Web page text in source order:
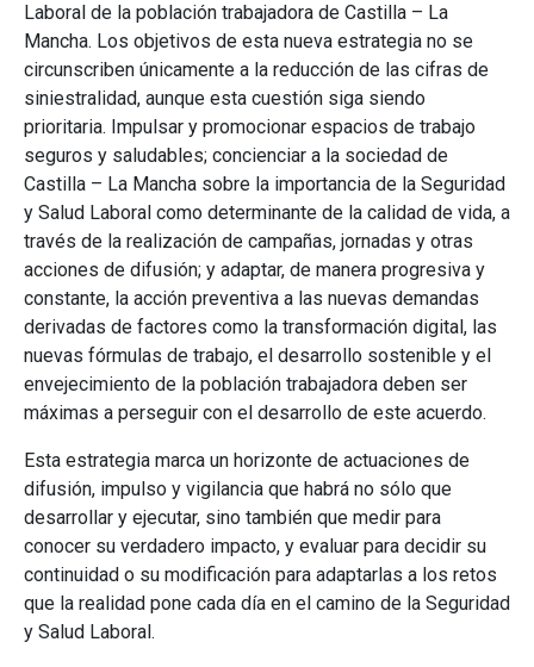
Laboral de la población trabajadora de Castilla – La
Mancha. Los objetivos de esta nueva estrategia no se
circunscriben únicamente a la reducción de las cifras de
siniestralidad, aunque esta cuestión siga siendo
prioritaria. Impulsar y promocionar espacios de trabajo
seguros y saludables; concienciar a la sociedad de
Castilla – La Mancha sobre la importancia de la Seguridad
y Salud Laboral como determinante de la calidad de vida, a
través de la realización de campañas, jornadas y otras
acciones de difusión; y adaptar, de manera progresiva y
constante, la acción preventiva a las nuevas demandas
derivadas de factores como la transformación digital, las
nuevas fórmulas de trabajo, el desarrollo sostenible y el
envejecimiento de la población trabajadora deben ser
máximas a perseguir con el desarrollo de este acuerdo.
Esta estrategia marca un horizonte de actuaciones de
difusión, impulso y vigilancia que habrá no sólo que
desarrollar y ejecutar, sino también que medir para
conocer su verdadero impacto, y evaluar para decidir su
continuidad o su modificación para adaptarlas a los retos
que la realidad pone cada día en el camino de la Seguridad
y Salud Laboral.